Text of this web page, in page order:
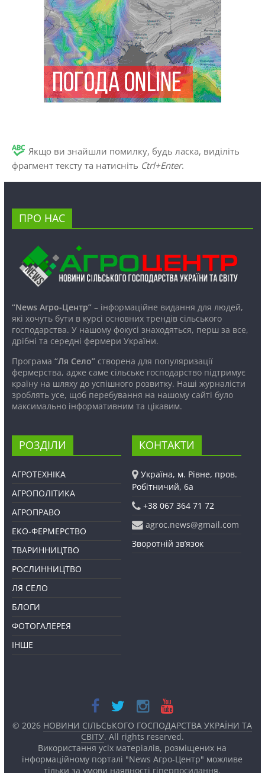
Якщо ви знайшли помилку, будь ласка, виділіть
фрагмент тексту та натисніть Ctrl+Enter.
ПРО НАС
“News Агро-Центр”– інформаційне видання для людей,
які хочуть бути в курсі основних трендів сільського
господарства. У нашому фокусі знаходяться, перш за все,
дрібні та середні фермери України.
Програма “Ля Село”створена для популяризації
фермерства, адже саме сільське господарство підтримує
країну на шляху до успішного розвитку. Наші журналісти
зроблять усе, щоб перебування на нашому сайті було
максимально інформативним та цікавим.
РОЗДІЛИ
АГРОТЕХНІКА
АГРОПОЛІТИКА
АГРОПРАВО
ЕКО-ФЕРМЕРСТВО
ТВАРИННИЦТВО
РОСЛИННИЦТВО
ЛЯ СЕЛО
БЛОГИ
ФОТОГАЛЕРЕЯ
ІНШЕ
КОНТАКТИ
Україна, м. Рівне, пров.
Робітничий, 6а
+38 067 364 71 72
agroc.news@gmail.com
Зворотній зв’язок
© 2026 НОВИНИ СІЛЬСЬКОГО ГОСПОДАРСТВА УКРАЇНИ ТА
СВІТУ. All rights reserved.
Використання усіх матеріалів, розміщених на
інформаційному порталі "News Агро-Центр" можливе
тільки за умови наявності гіперпосилання.